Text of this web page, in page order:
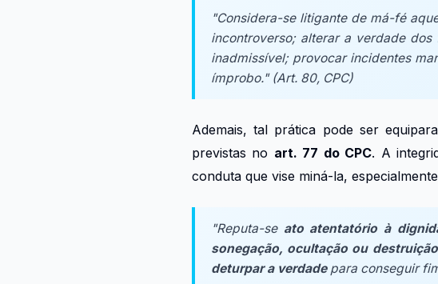
"Considera-se litigante de má-fé
incontroverso; alterar a verdade
inadmissível; provocar incidentes
ímprobo." (Art. 80, CPC)
Ademais, tal prática pode ser
previstas no art. 77 do CPC. A
conduta que vise miná-la,
"Reputa-se ato atentatório à
sonegação, ocultação ou
deturpar a verdadepara conseguir